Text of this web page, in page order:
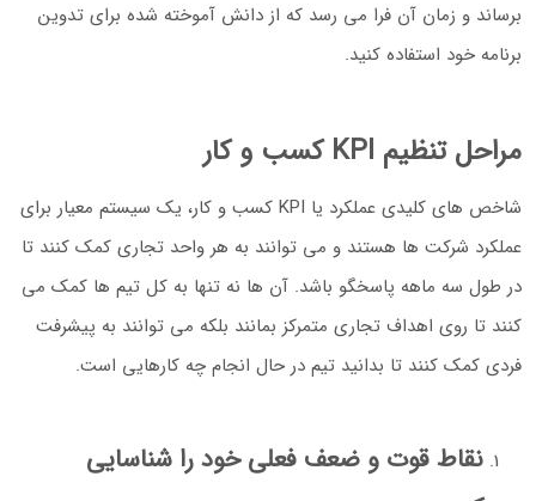
برساند و زمان آن فرا می رسد که از دانش آموخته شده برای تدوین
برنامه خود استفاده کنید.
مراحل تنظیم KPI کسب و کار
شاخص های کلیدی عملکرد یا KPI کسب و کار، یک سیستم معیار برای
عملکرد شرکت ها هستند و می توانند به هر واحد تجاری کمک کنند تا
در طول سه ماهه پاسخگو باشد. آن ها نه تنها به کل تیم ها کمک می
کنند تا روی اهداف تجاری متمرکز بمانند بلکه می توانند به پیشرفت
فردی کمک کنند تا بدانید تیم در حال انجام چه کارهایی است.
نقاط قوت و ضعف فعلی خود را شناسایی